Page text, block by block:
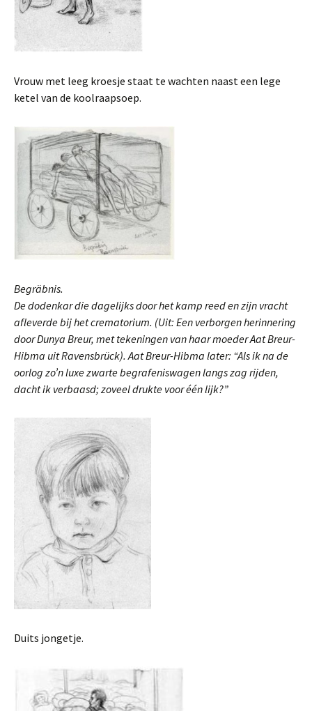
Vrouw met leeg kroesje staat te wachten naast een lege
ketel van de koolraapsoep.
Begräbnis.
De dodenkar die dagelijks door het kamp reed en zijn vracht
afleverde bij het crematorium. (Uit: Een verborgen herinnering
door Dunya Breur, met tekeningen van haar moeder Aat Breur-
Hibma uit Ravensbrück). Aat Breur-Hibma later: “Als ik na de
oorlog zo’n luxe zwarte begrafeniswagen langs zag rijden,
dacht ik verbaasd; zoveel drukte voor één lijk?”
Duits jongetje.